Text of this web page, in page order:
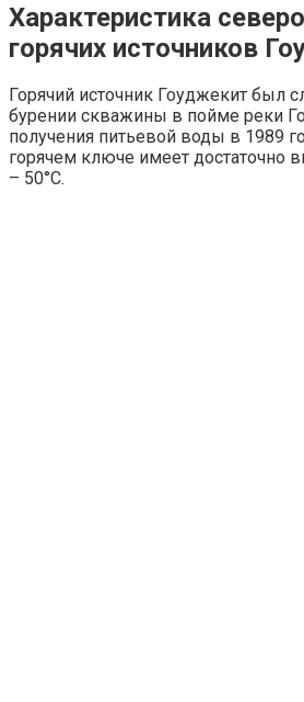
Характеристика
горячих источников
Горячий источник Гоуджекит был
бурении скважины в пойме реки
получения питьевой воды в 1989
горячем ключе имеет достаточно
– 50°С.